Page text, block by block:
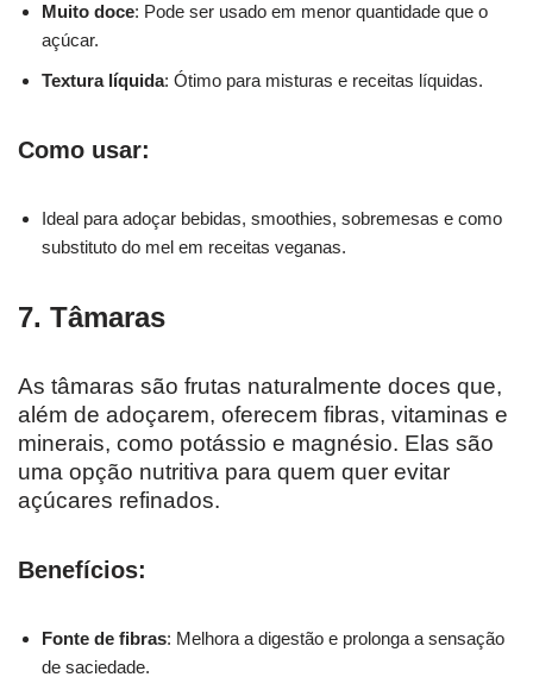
Muito doce: Pode ser usado em menor quantidade que o
açúcar.
Textura líquida: Ótimo para misturas e receitas líquidas.
Como usar:
Ideal para adoçar bebidas, smoothies, sobremesas e como
substituto do mel em receitas veganas.
7. Tâmaras
As tâmaras são frutas naturalmente doces que,
além de adoçarem, oferecem fibras, vitaminas e
minerais, como potássio e magnésio. Elas são
uma opção nutritiva para quem quer evitar
açúcares refinados.
Benefícios:
Fonte de fibras: Melhora a digestão e prolonga a sensação
de saciedade.